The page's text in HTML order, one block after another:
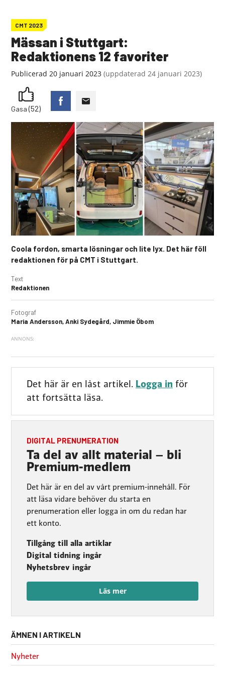
CMT 2023
Mässan i Stuttgart:
Redaktionens 12 favoriter
Publicerad 20 januari 2023 (uppdaterad 24 januari 2023)
Gasa (52)
Coola fordon, smarta lösningar och lite lyx. Det här föll
redaktionen för på CMT i Stuttgart.
Text
Redaktionen
Fotograf
Maria Andersson, Anki Sydegård, Jimmie Öbom
Det här är en låst artikel.Logga inför
att fortsätta läsa.
DIGITAL PRENUMERATION
Ta del av allt material – bli
Premium-medlem
Det här är en del av vårt premium-innehåll. För
att läsa vidare behöver du starta en
prenumeration eller logga in om du redan har
ett konto.
Tillgång till alla artiklar
Digital tidning ingår
Nyhetsbrev ingår
Läs mer
ÄMNEN I ARTIKELN
Nyheter